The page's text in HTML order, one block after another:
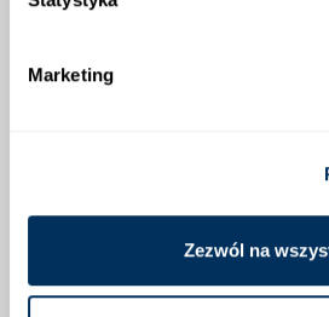
Marketing
Zezwól na
stanowiskach glebowych,
Kompaktowe, niskie rośliny z
Bardzo dobry wigor
Odmiana z wysoką